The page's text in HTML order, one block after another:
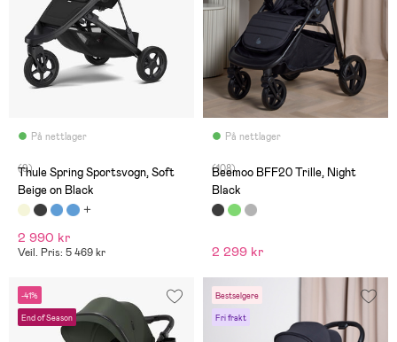
På nettlager
(9)
Thule Spring Sportsvogn, Soft
Beige on Black
2 990 kr
Veil. Pris: 5 469 kr
På nettlager
(108)
Beemoo BFF20 Trille, Night
Black
2 299 kr
-41%
End of Season
Bestselgere
Fri frakt